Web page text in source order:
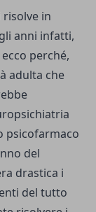
in
anni infatti,
perché,
adulta che
psicofarmaco
del
drastica i
del tutto